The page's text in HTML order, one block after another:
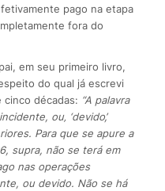
pago na etapa
fora do
em seu primeiro livro,
do qual já escrevi
cinco décadas: “A palavra
ou‚ ‘devido’,
Para que se apure a
supra, não se terá em
nas operações
ou devido. Não se há